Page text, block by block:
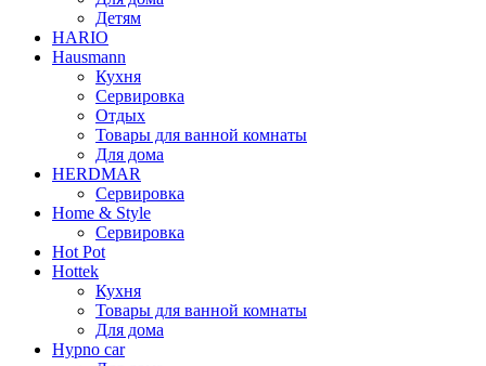
Детям
HARIO
Hausmann
Кухня
Сервировка
Отдых
Товары для ванной комнаты
Для дома
HERDMAR
Сервировка
Home & Style
Сервировка
Hot Pot
Hottek
Кухня
Товары для ванной комнаты
Для дома
Hypno car